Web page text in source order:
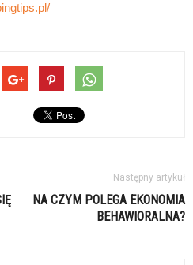
Następny artykuł
NA CZYM POLEGA EKONOMIA
BEHAWIORALNA?